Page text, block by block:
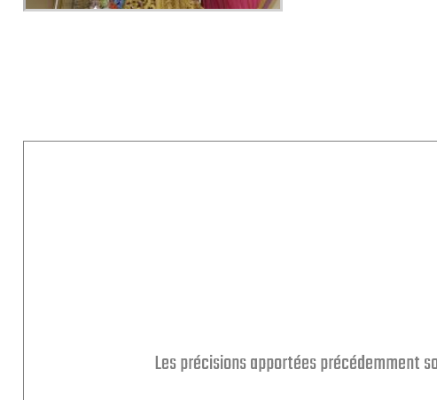
Les précisions apportées précédemment